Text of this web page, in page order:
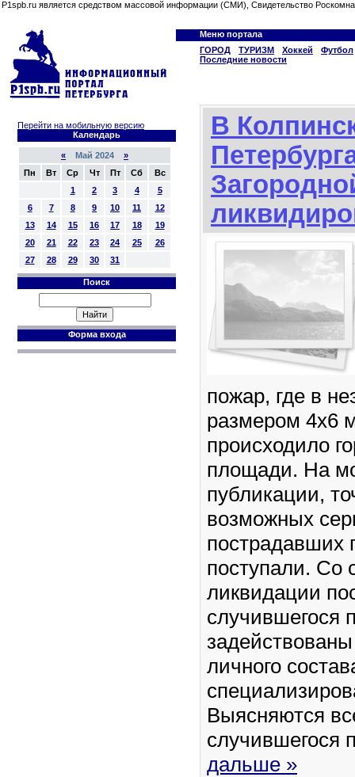
P1spb.ru является средством массовой информации (СМИ), Свидетельство
Меню портала
ГОРОД
ТУРИЗМ Хоккей
Футбол
Последние новости
Перейти на мобильную версию
Календарь
« Май 2024 »
Пн
Вт Ср Чт Пт Сб
Вс
1
2 3 4
5
6
7 8 9 10 11
12
13
14 15 16 17 18
19
20
21 22 23 24 25
26
27
28 29 30 31
Поиск
Форма входа
В
пожар, где в
размером 4х6
происходило
площади. На
публикации,
возможных
пострадавших
поступали. Со
ликвидации
случившегося
личного
Выясняются
случившегося
дальше »